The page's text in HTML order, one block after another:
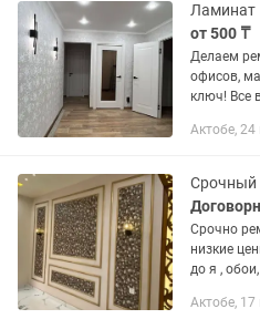
Ламинат
от 500 ₸
Делаем
офисов,
ключ! Все
доступные
Актобе,
Срочный
Срочно
низкие
до я ,
оделка, т.
Актобе,